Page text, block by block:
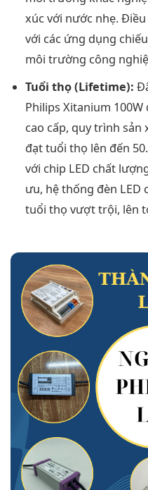
xúc với nước nhẹ.
với các ứng dụng
môi trường công
Tuổi thọ (Lifetime):
Philips Xitanium
cao cấp, quy trình
đạt tuổi thọ lên đến
với chip LED chất
ưu, hệ thống đèn LED
tuổi thọ vượt trội, lên